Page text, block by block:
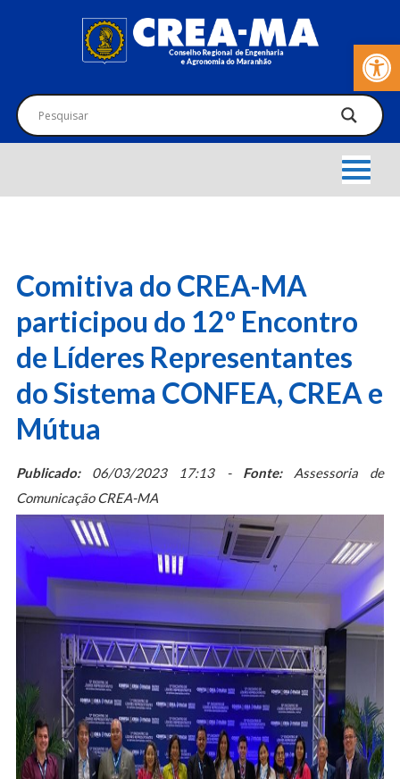
Barra de
Comitiva do CREA-MA
participou do 12º Encontro
de Líderes Representantes
do Sistema CONFEA, CREA e
Mútua
Publicado:06/03/2023 17:13 - Fonte:Assessoria de
Comunicação CREA-MA